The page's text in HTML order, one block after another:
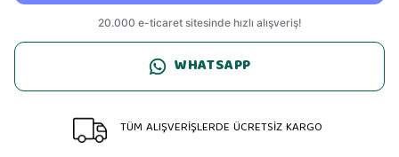
WHATSAPP
TÜM ALIŞVERİŞLERDE ÜCRETSİZ KARGO